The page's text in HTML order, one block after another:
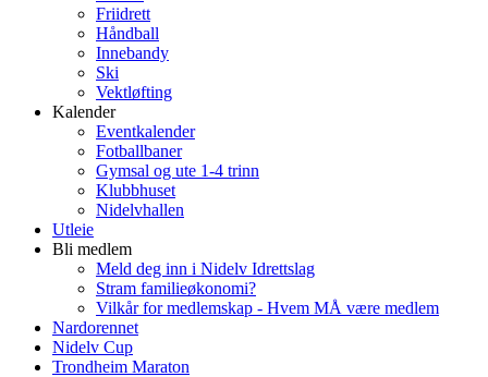
Friidrett
Håndball
Innebandy
Ski
Vektløfting
Kalender
Eventkalender
Fotballbaner
Gymsal og ute 1-4 trinn
Klubbhuset
Nidelvhallen
Utleie
Bli medlem
Meld deg inn i Nidelv Idrettslag
Stram familieøkonomi?
Vilkår for medlemskap - Hvem MÅ være medlem
Nardorennet
Nidelv Cup
Trondheim Maraton